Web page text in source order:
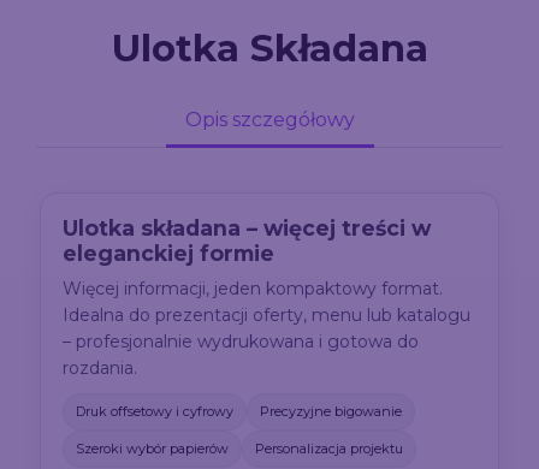
Ulotka Składana
Opis szczegółowy
Ulotka składana – więcej treści w
eleganckiej formie
Więcej informacji, jeden kompaktowy format.
Idealna do prezentacji oferty, menu lub katalogu
– profesjonalnie wydrukowana i gotowa do
rozdania.
Druk offsetowy i cyfrowy Precyzyjne bigowanie
Szeroki wybór papierów Personalizacja projektu